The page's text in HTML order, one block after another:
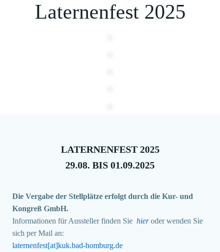
Laternenfest 2025
LATERNENFEST 2025
29.08. BIS 01.09.2025
Die Vergabe der Stellplätze erfolgt durch die Kur- und
Kongreß GmbH.
Informationen für Aussteller finden Sie hieroder wenden Sie
sich per Mail an:
laternenfest[at]kuk.bad-homburg.de